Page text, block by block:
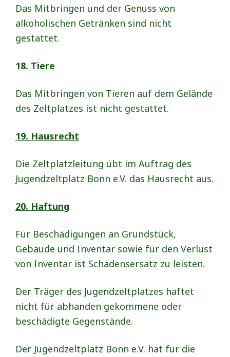
Das Mitbringen und der Genuss von
alkoholischen Getränken sind nicht
gestattet.
18. Tiere
Das Mitbringen von Tieren auf dem Gelände
des Zeltplatzes ist nicht gestattet.
19. Hausrecht
Die Zeltplatzleitung übt im Auftrag des
Jugendzeltplatz Bonn e.V. das Hausrecht aus.
20. Haftung
Für Beschädigungen an Grundstück,
Gebäude und Inventar sowie für den Verlust
von Inventar ist Schadensersatz zu leisten.
Der Träger des Jugendzeltplatzes haftet
nicht für abhanden gekommene oder
beschädigte Gegenstände.
Der Jugendzeltplatz Bonn e.V. hat für die